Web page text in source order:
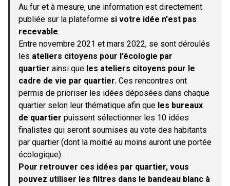
Au fur et à mesure, une information est directement
publiée sur la plateforme si votre idée n'est pas
recevable.
Entre novembre 2021 et mars 2022, se sont déroulés
les ateliers citoyens pour l’écologie par
quartier ainsi que les ateliers citoyens pour le
cadre de vie par quartier. Ces rencontres ont
permis de prioriser les idées déposées dans chaque
quartier selon leur thématique afin que les bureaux
de quartier puissent sélectionner les 10 idées
finalistes qui seront soumises au vote des habitants
par quartier (dont la moitié au moins auront une portée
écologique).
Pour retrouver ces idées par quartier, vous
pouvez utiliser les filtres dans le bandeau blanc à